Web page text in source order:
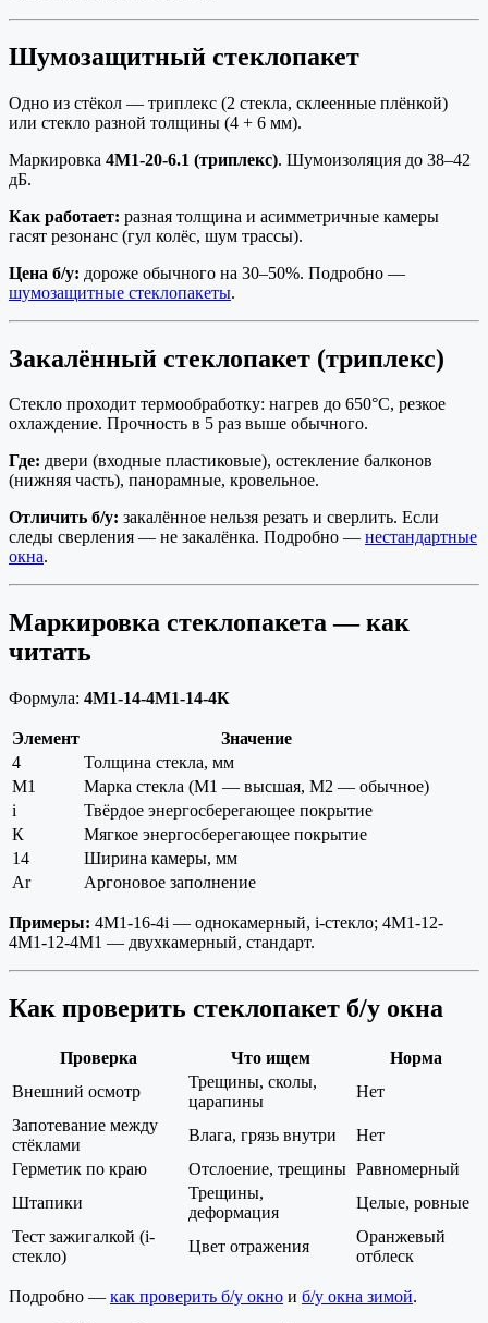
Шумозащитный стеклопакет
Одно из стёкол — триплекс (2 стекла, склеенные плёнкой)
или стекло разной толщины (4 + 6 мм).
Маркировка 4М1-20-6.1 (триплекс). Шумоизоляция до 38–42
дБ.
Как работает: разная толщина и асимметричные камеры
гасят резонанс (гул колёс, шум трассы).
Цена б/у: дороже обычного на 30–50%. Подробно —
шумозащитные стеклопакеты.
Закалённый стеклопакет (триплекс)
Стекло проходит термообработку: нагрев до 650°C, резкое
охлаждение. Прочность в 5 раз выше обычного.
Где: двери (входные пластиковые), остекление балконов
(нижняя часть), панорамные, кровельное.
Отличить б/у: закалённое нельзя резать и сверлить. Если
следы сверления — не закалёнка. Подробно — нестандартные
окна.
Маркировка стеклопакета — как
читать
Формула: 4М1-14-4М1-14-4К
Элемент
Значение
4
Толщина стекла, мм
М1
Марка стекла (М1 — высшая, М2 — обычное)
i
Твёрдое энергосберегающее покрытие
К
Мягкое энергосберегающее покрытие
14
Ширина камеры, мм
Ar
Аргоновое заполнение
Примеры: 4М1-16-4i — однокамерный, i-стекло; 4М1-12-
4М1-12-4М1 — двухкамерный, стандарт.
Как проверить стеклопакет б/у окна
Проверка Что ищем
Норма
Внешний осмотр
Трещины, сколы,
царапины
Нет
Запотевание между
стёклами
Влага, грязь внутри
Нет
Герметик по краю
Отслоение, трещины Равномерный
Штапики
Трещины,
деформация
Целые, ровные
Тест зажигалкой (i-
стекло)
Цвет отражения
Оранжевый
отблеск
Подробно — как проверить б/у окно и б/у окна зимой.